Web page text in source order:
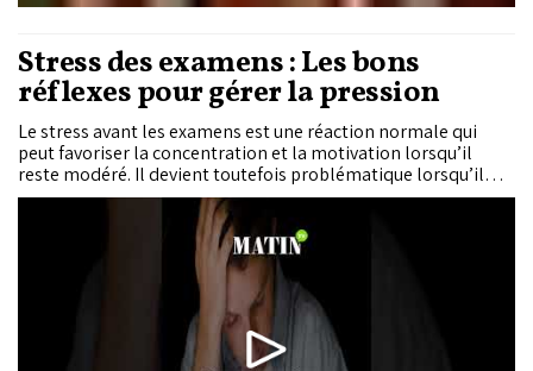
Stress des examens : Les bons
réflexes pour gérer la pression
Le stress avant les examens est une réaction normale qui
peut favoriser la concentration et la motivation lorsqu’il
reste modéré. Il devient toutefois problématique lorsqu’il
provoque des difficultés de concentration, des troubles du
sommeil, de l’irritabilité ou un évitement des révisions.